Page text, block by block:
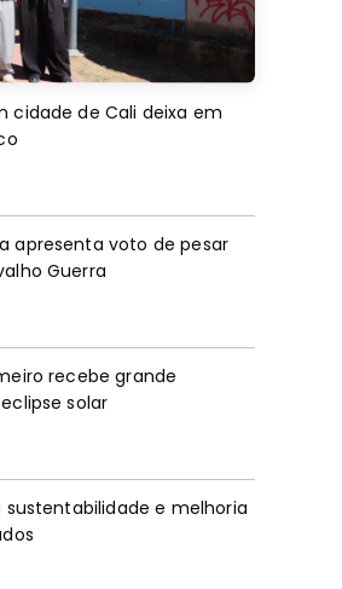
de Cali deixa em
apresenta voto de pesar
Guerra
recebe grande
solar
sustentabilidade e melhoria